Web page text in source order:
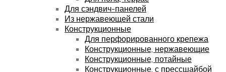
Для сэндвич-панелей
Из нержавеющей стали
Конструкционные
Для перфорированного крепежа
Конструкционные, нержавеющие
Конструкционные, потайные
Конструкционные, с прессшайбой